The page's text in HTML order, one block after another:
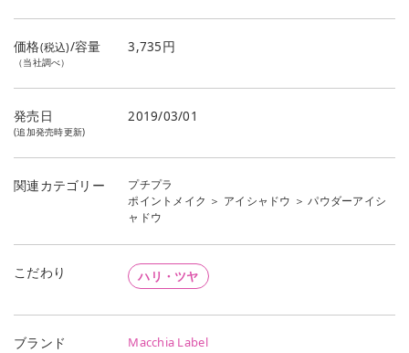
価格(税込)/容量
（当社調べ）
3,735円
発売日
(追加発売時更新)
2019/03/01
関連カテゴリー
プチプラ
ポイントメイク ＞ アイシャドウ ＞パウダーアイシ
ャドウ
こだわり ハリ・ツヤ
ブランド Macchia Label